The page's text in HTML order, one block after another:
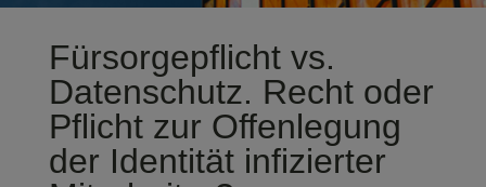
Fürsorgepflicht vs.
Datenschutz. Recht oder
Pflicht zur Offenlegung
der Identität infizierter